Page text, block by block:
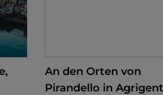
An den Orten von
Pirandello in